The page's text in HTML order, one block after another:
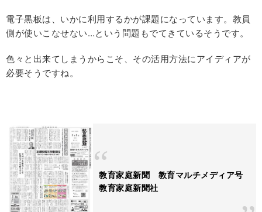
電子黒板は、いかに利用するかが課題になっています。教員
側が使いこなせない…という問題もでてきているそうです。
色々と出来てしまうからこそ、その活用方法にアイディアが
必要そうですね。
教育家庭新聞 教育マルチメディア号
教育家庭新聞社